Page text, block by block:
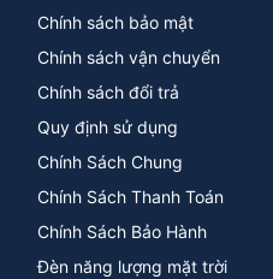
Chính sách bảo mật
Chính sách vận chuyển
Chính sách đổi trả
Quy định sử dụng
Chính Sách Chung
Chính Sách Thanh Toán
Chính Sách Bảo Hành
Đèn năng lượng mặt trời